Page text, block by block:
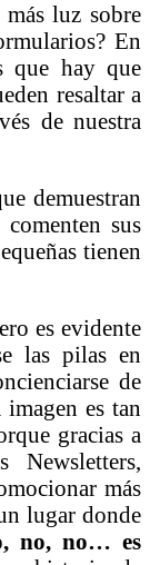
más luz sobre
En
que hay que
resaltar a
de nuestra
demuestran
sus
tienen
es evidente
las pilas en
de
es tan
gracias a
más
lugar donde
no, no… es